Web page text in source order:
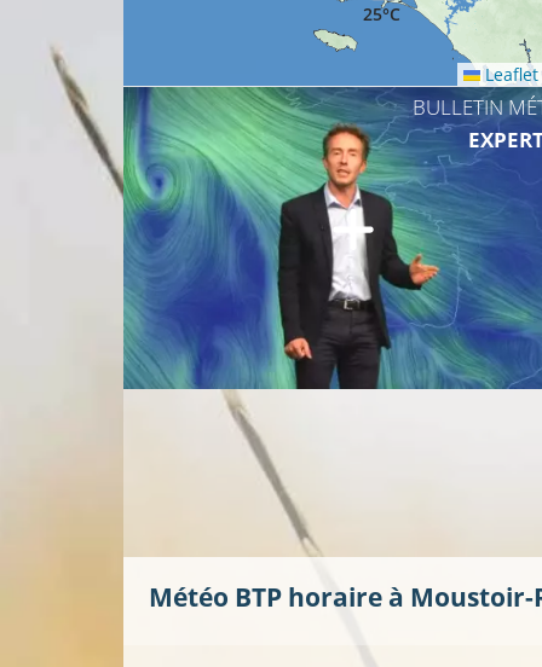
25°C
23°C
Leaflet
BULLETIN
Météo BTP horaire à Moustoir-